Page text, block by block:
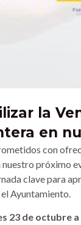
la
en
con
nuestro próximo
clave para
Ayuntamiento.
23 de octubre a